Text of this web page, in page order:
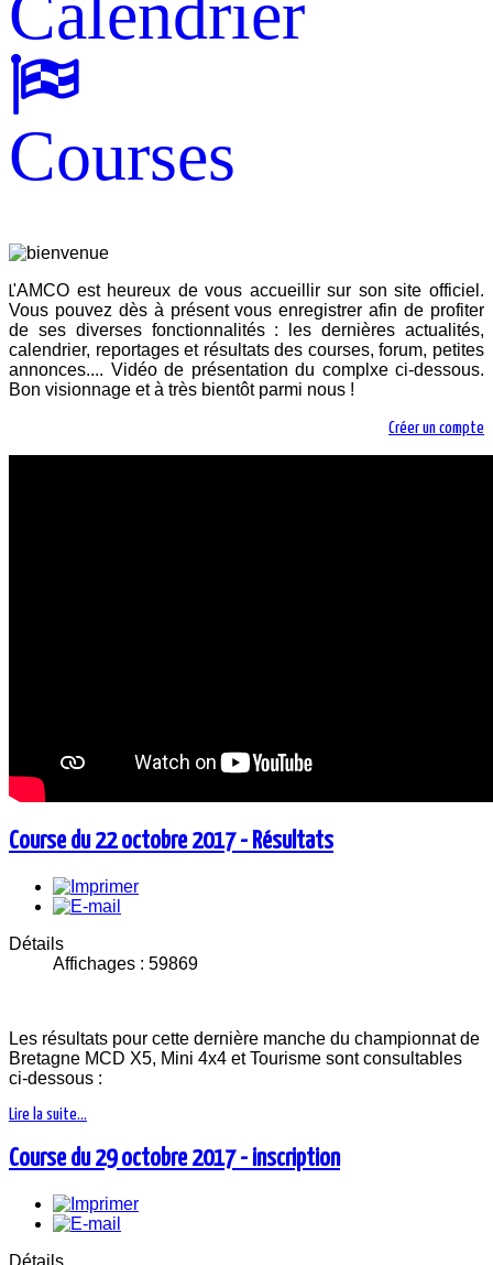
Courses
L'AMCO est heureux de vous accueillir sur son site officiel.
Vous pouvez dès à présent vous enregistrer afin de profiter
de ses diverses fonctionnalités : les dernières actualités,
calendrier, reportages et résultats des courses, forum, petites
annonces.... Vidéo de présentation du complxe ci-dessous.
Bon visionnage et à très bientôt parmi nous !
Créer un compte
Course du 22 octobre 2017 - Résultats
Détails
Affichages : 59869
Les résultats pour cette dernière manche du championnat de
Bretagne MCD X5, Mini 4x4 et Tourisme sont consultables
ci-dessous :
Lire la suite...
Course du 29 octobre 2017 - inscription
Détails